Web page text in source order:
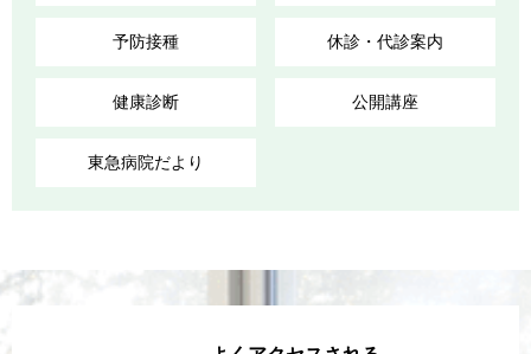
予防接種 休診・代診案内
健康診断 公開講座
東急病院だより